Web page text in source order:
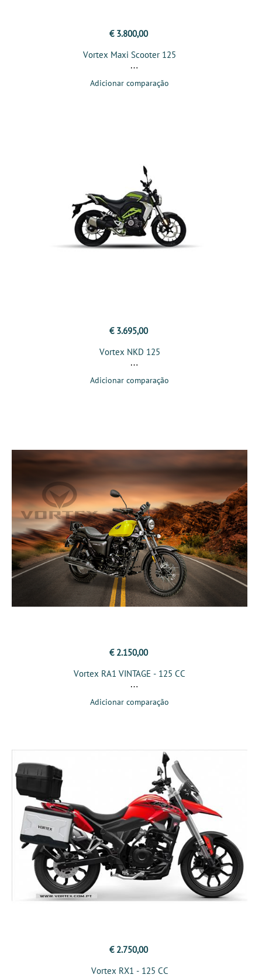
€ 3.800,00
Vortex Maxi Scooter 125
Adicionar comparação
€ 3.695,00
Vortex NKD 125
Adicionar comparação
€ 2.150,00
Vortex RA1 VINTAGE - 125 CC
Adicionar comparação
€ 2.750,00
Vortex RX1 - 125 CC